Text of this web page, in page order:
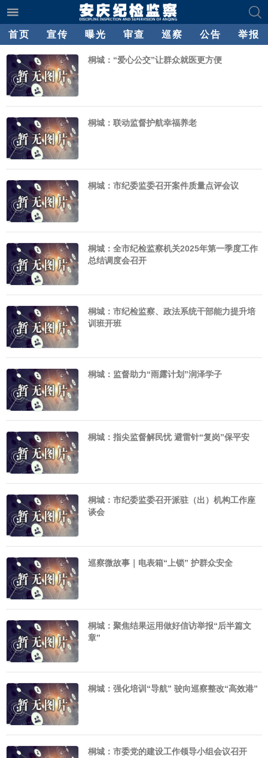
首页 宣传 曝光 审查 巡察 公告 举报
桐城：“爱心公交”让群众就医更方便
桐城：联动监督护航幸福养老
桐城：市纪委监委召开案件质量点评会议
桐城：全市纪检监察机关2025年第一季度工作
总结调度会召开
桐城：市纪检监察、政法系统干部能力提升培
训班开班
桐城：监督助力“雨露计划”润泽学子
桐城：指尖监督解民忧 避雷针“复岗”保平安
桐城：市纪委监委召开派驻（出）机构工作座
谈会
巡察微故事｜电表箱“上锁” 护群众安全
桐城：聚焦结果运用做好信访举报“后半篇文
章”
桐城：强化培训“导航” 驶向巡察整改“高效港”
桐城：市委党的建设工作领导小组会议召开